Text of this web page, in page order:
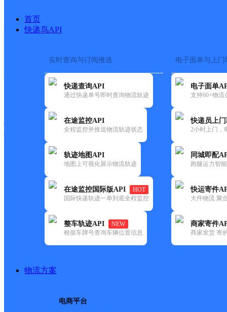
首页
快递鸟API
实时查询与订阅推送
快递查询API
通过快递单号即时查询物流轨迹
在途监控API
全程监控并推送物流轨迹状态
轨迹地图API
地图上可视化展示物流轨迹
在途监控国际版API
HOT
国际快递轨迹一单到底全程监控
整车轨迹API
NEW
根据车牌号查询车辆位置信息
电子面单与上门
电子面单
支持60+物流
快递员上
2小时上门，
同城即配
跑腿运力智
快运寄件
大件物流 聚
商家寄件
商家发货 寄
物流方案
电商平台
快运大全 快递时效
申通
新疆和布克赛尔县公司
更新时间：2022-07-12 00:00:00
所属快递：申通快递
所属区域：新疆维吾尔自治区-塔城地区-和布克赛尔蒙古自
网点地址：和布克塞尔蒙古自治县和什托洛盖镇建材市场
网点负责人：